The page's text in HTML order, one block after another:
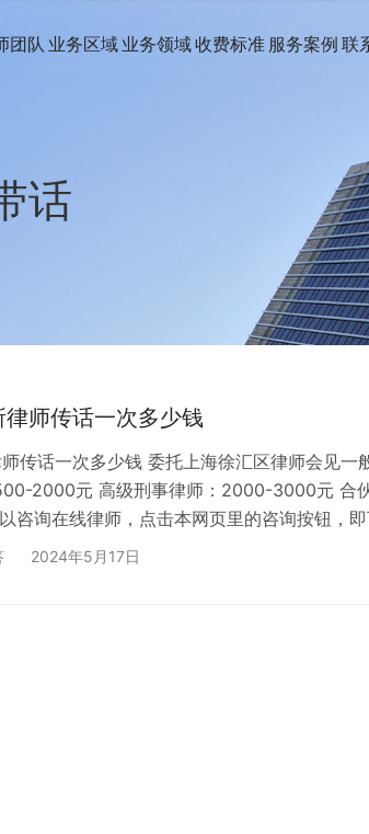
团队 业务区域 业务领域收费标准 服务案例 联
话
师传话一次多少钱
传话一次多少钱 委托上海徐汇区律师会见一
2000元 高级刑事律师：2000-3000元 合
咨询在线律师，点击本网页里的咨询按钮，
。 以下是咨询人咨询的问题（已隐藏私密信
2024年5月17日